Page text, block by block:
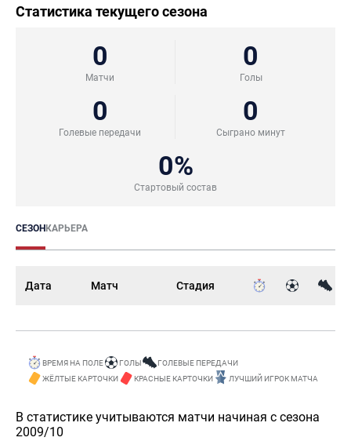
Статистика текущего сезона
0
Матчи
0
Голы
0
Голевые передачи
0
Сыграно минут
0%
Стартовый состав
СЕЗОНКАРЬЕРА
Дата Матч Стадия
ВРЕМЯ НА ПОЛЕ ГОЛЫ
ГОЛЕВЫЕ ПЕРЕДАЧИ
ЖЁЛТЫЕ КАРТОЧКИ
КРАСНЫЕ КАРТОЧКИ ЛУЧШИЙ ИГРОК МАТЧА
В статистике учитываются матчи начиная с сезона
2009/10